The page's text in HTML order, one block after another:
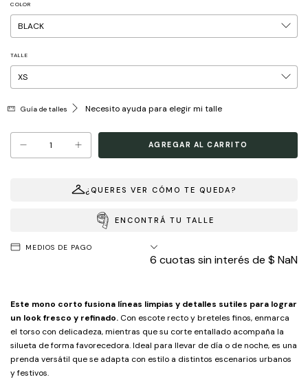
COLOR
TALLE
Guía de talles Necesito ayuda para elegir mi talle
¿QUERES VER CÓMO TE QUEDA?
ENCONTRÁ TU TALLE
MEDIOS DE PAGO
6 cuotas sin interés de $ NaN
Este mono corto fusiona líneas limpias y detalles sutiles para lograr
un look fresco y refinado. Con escote recto y breteles finos, enmarca
el torso con delicadeza, mientras que su corte entallado acompaña la
silueta de forma favorecedora. Ideal para llevar de día o de noche, es una
prenda versátil que se adapta con estilo a distintos escenarios urbanos
y festivos.